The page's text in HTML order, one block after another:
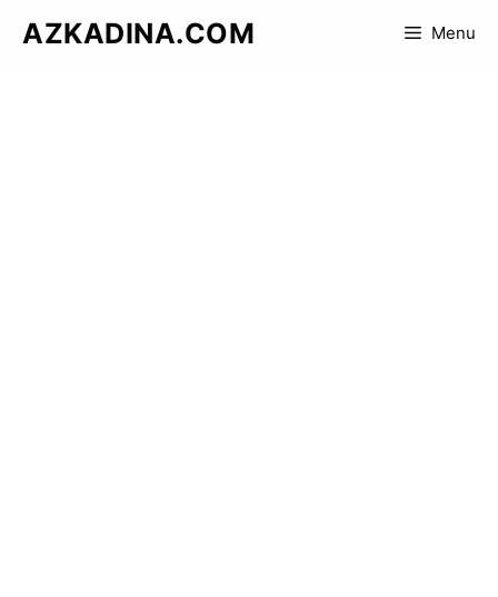
AZKADINA.COM Menu